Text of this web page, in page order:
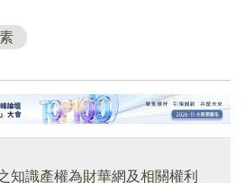
知識產權為財華網及相關權利